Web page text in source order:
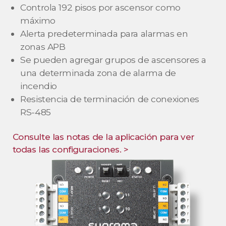
Controla 192 pisos por ascensor como
máximo
Alerta predeterminada para alarmas en
zonas APB
Se pueden agregar grupos de ascensores a
una determinada zona de alarma de
incendio
Resistencia de terminación de conexiones
RS-485
Consulte las notas de la aplicación para ver
todas las configuraciones. >